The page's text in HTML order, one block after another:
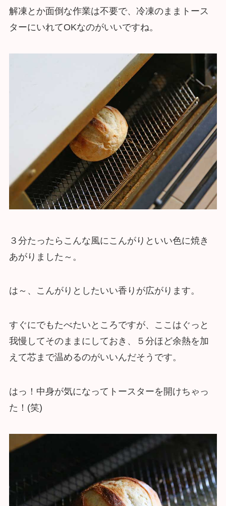
解凍とか面倒な作業は不要で、冷凍のままトース
ターにいれてOKなのがいいですね。
３分たったらこんな風にこんがりといい色に焼き
あがりました～。
は～、こんがりとしたいい香りが広がります。
すぐにでもたべたいところですが、ここはぐっと
我慢してそのままにしておき、５分ほど余熱を加
えて芯まで温めるのがいいんだそうです。
はっ！中身が気になってトースターを開けちゃっ
た！(笑)